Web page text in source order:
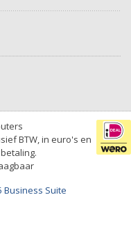
BTW, in euro's en
Business Suite